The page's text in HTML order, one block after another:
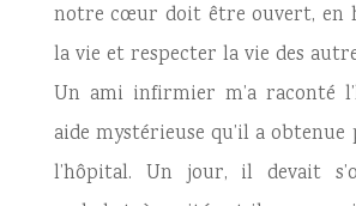
notre cœur doit être ouvert, en
la vie et respecter la vie des
Un ami infirmier m’a raconté
aide mystérieuse qu’il a
l’hôpital. Un jour, il devait